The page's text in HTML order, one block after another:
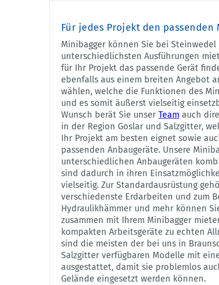
Für jedes Projekt den
Minibagger können Sie bei
unterschiedlichsten Ausführungen
für Ihr Projekt das passende Gerät
ebenfalls aus einem breiten Angebot
wählen, welche die Funktionen des
und es somit äußerst vielseitig
Wunsch berät Sie unser Team auch
in der Region Goslar und Salzgitter,
Ihr Projekt am besten eignet sowie
passenden Anbaugeräte. Unsere
unterschiedlichen Anbaugeräten
sind dadurch in ihren
vielseitig. Zur Standardausrüstung
verschiedenste Erdarbeiten und zum
Hydraulikhämmer und mehr können
zusammen mit Ihrem Minibagger
kompakten Arbeitsgeräte zu echten
sind die meisten der bei uns in
Salzgitter verfügbaren Modelle mit
ausgestattet, damit sie problemlos
Gelände eingesetzt werden können.